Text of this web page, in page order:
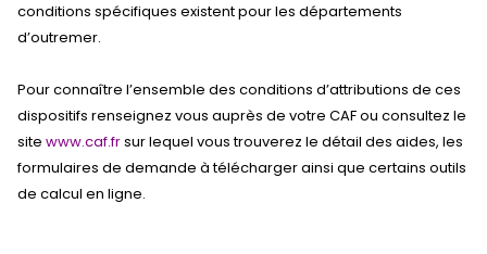
conditions spécifiques existent pour les départements
d’outremer.
Pour connaître l’ensemble des conditions d’attributions de ces
dispositifs renseignez vous auprès de votre CAF ou consultez le
site www.caf.frsur lequel vous trouverez le détail des aides, les
formulaires de demande à télécharger ainsi que certains outils
de calcul en ligne.